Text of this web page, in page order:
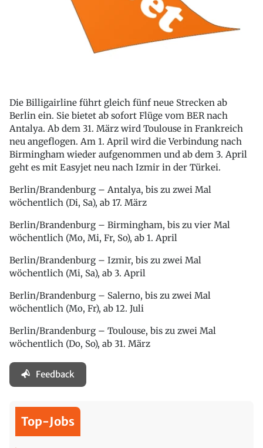
Die Billigairline führt gleich fünf neue Strecken ab
Berlin ein. Sie bietet ab sofort Flüge vom BER nach
Antalya. Ab dem 31. März wird Toulouse in Frankreich
neu angeflogen. Am 1. April wird die Verbindung nach
Birmingham wieder aufgenommen und ab dem 3. April
geht es mit Easyjet neu nach Izmir in der Türkei.
Berlin/Brandenburg – Antalya, bis zu zwei Mal
wöchentlich (Di, Sa), ab 17. März
Berlin/Brandenburg – Birmingham, bis zu vier Mal
wöchentlich (Mo, Mi, Fr, So), ab 1. April
Berlin/Brandenburg – Izmir, bis zu zwei Mal
wöchentlich (Mi, Sa), ab 3. April
Berlin/Brandenburg – Salerno, bis zu zwei Mal
wöchentlich (Mo, Fr), ab 12. Juli
Berlin/Brandenburg – Toulouse, bis zu zwei Mal
wöchentlich (Do, So), ab 31. März
Feedback
Top-Jobs